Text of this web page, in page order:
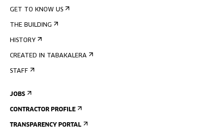
GET TO KNOW US
THE BUILDING
HISTORY
CREATED IN TABAKALERA
STAFF
JOBS
CONTRACTOR PROFILE
TRANSPARENCY PORTAL